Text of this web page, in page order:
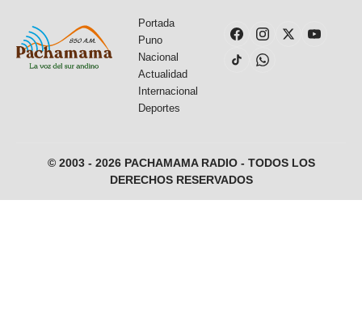
Portada
Puno
Nacional
Actualidad
Internacional
Deportes
© 2003 - 2026 PACHAMAMA RADIO - TODOS LOS
DERECHOS RESERVADOS